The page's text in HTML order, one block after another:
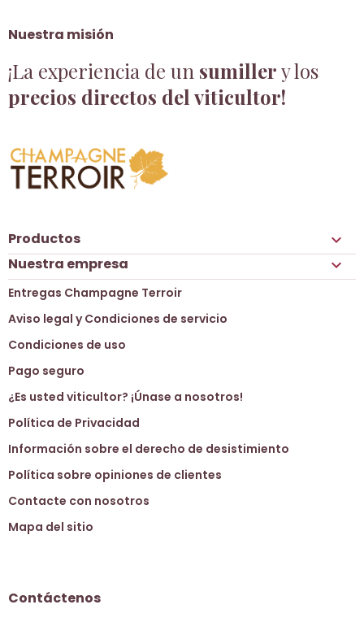
Nuestra misión
¡La experiencia de un sumillery los
precios directos del viticultor!
Productos 
Nuestra empresa 
Entregas Champagne Terroir
Aviso legal y Condiciones de servicio
Condiciones de uso
Pago seguro
¿Es usted viticultor? ¡Únase a nosotros!
Política de Privacidad
Información sobre el derecho de desistimiento
Política sobre opiniones de clientes
Contacte con nosotros
Mapa del sitio
Contáctenos